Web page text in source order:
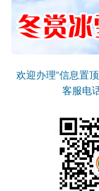
欢迎办理“信息置
客服电